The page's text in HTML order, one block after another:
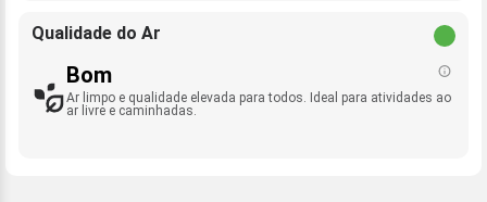
Qualidade do Ar
Bom
Ar limpo e qualidade elevada para todos. Ideal para atividades ao
ar livre e caminhadas.